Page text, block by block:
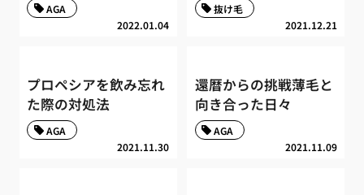
2022.01.04
AGA
2021.12.21
抜け毛
プロペシアを飲み忘れ
た際の対処法
2021.11.30
AGA
還暦からの挑戦薄毛と
向き合った日々
2021.11.09
AGA